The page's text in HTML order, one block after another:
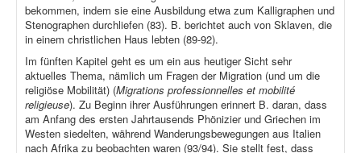
bekommen, indem sie eine Ausbildung etwa zum Kalligraphen und
Stenographen durchliefen (83). B. berichtet auch von Sklaven, die
in einem christlichen Haus lebten (89-92).
Im fünften Kapitel geht es um ein aus heutiger Sicht sehr
aktuelles Thema, nämlich um Fragen der Migration (und um die
religiöse Mobilität) (Migrations professionnelles et mobilité
religieuse). Zu Beginn ihrer Ausführungen erinnert B. daran, dass
am Anfang des ersten Jahrtausends Phönizier und Griechen im
Westen siedelten, während Wanderungsbewegungen aus Italien
nach Afrika zu beobachten waren (93/94). Sie stellt fest, dass